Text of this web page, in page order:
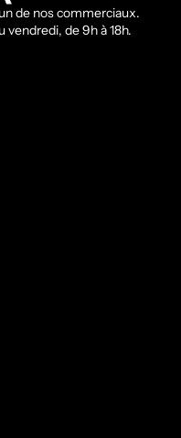
de nos commerciaux.
vendredi, de 9h à 18h.